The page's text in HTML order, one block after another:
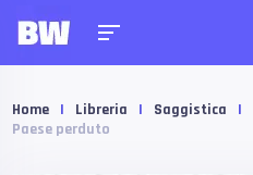
Home | Libreria | Saggistica |
Paese perduto